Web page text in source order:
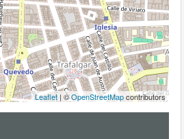
Leaflet| ©OpenStreetMapcontributors